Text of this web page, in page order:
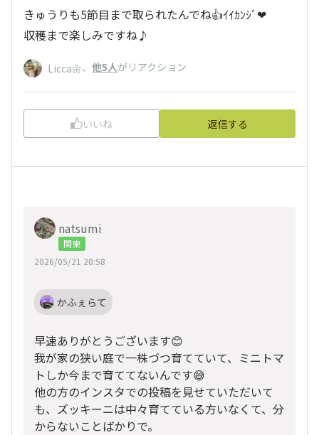
きゅうりも5節目まで取られたんでね👍ｲｲｶﾝｼﾞ❤︎
収穫まで楽しみですね♪
Licca🌼、 他5人がリアクション
いいね 返信する
natsumi
関東
2026/05/21 20:58
かふぇらて
早速ありがとうございます😊
我が家の狭い庭で一株づつ育てていて、ミニトマ
トしか今まで育ててないんです😅
他の方のインスタでの投稿を見せていただいて
も、ズッキーニは中々育てている方いなくて、分
からないことばかりで。